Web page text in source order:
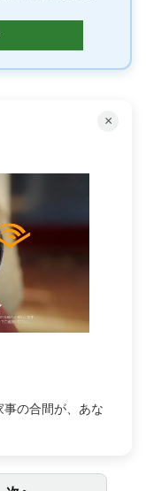
×
の合間が、あな